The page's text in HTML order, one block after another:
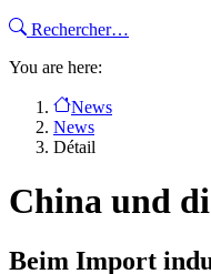
Rechercher…
You are here:
News
News
Détail
China und
Beim Import